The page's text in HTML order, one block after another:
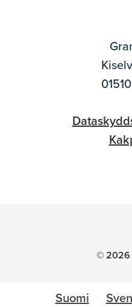
© 2026
Suomi